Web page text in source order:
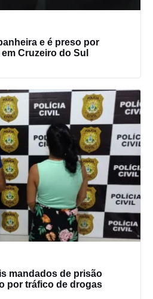
e é preso por
Cruzeiro do Sul
mandados de prisão
por tráfico de drogas